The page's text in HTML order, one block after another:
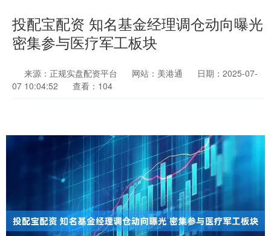
投配宝配资 知名基金经理调仓动向曝光
密集参与医疗军工板块
来源：正规实盘配资平台 网站：美港通
日期：2025-07-
07 10:04:52
查看：104